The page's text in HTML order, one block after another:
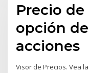
Precio
opción
acciones
Visor de Precios. Vea